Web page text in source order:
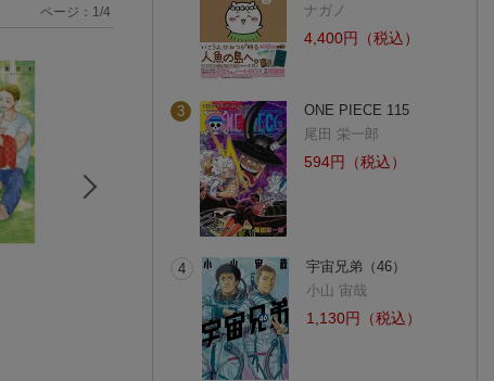
バニラの甘さを証明
ハッピーバースデイ
ペク・ヒナ
藍より愛し
ページ： 1/4
ナガノ
4,400円（税込）
3
ONE PIECE 115
尾田 栄一郎
594円（税込）
4
宇宙兄弟（46）
小山 宙哉
1,130円（税込）